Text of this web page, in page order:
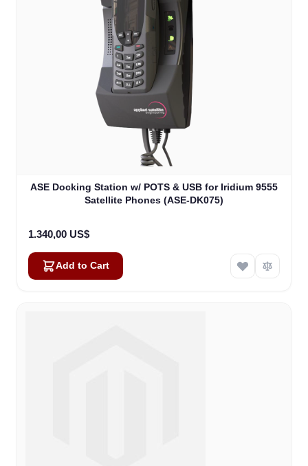
ASE Docking Station w/ POTS & USB for Iridium 9555
Satellite Phones (ASE-DK075)
1.340,00 US$
Add to Cart